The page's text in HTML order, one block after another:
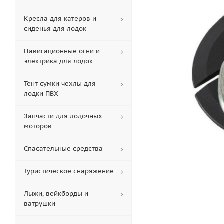
Кресла для катеров и
сиденья для лодок
Навигационные огни и
электрика для лодок
Тент сумки чехлы для
лодки ПВХ
Запчасти для лодочных
моторов
Спасательные средства
Туристическое снаряжение
Лыжи, вейкборды и
ватрушки